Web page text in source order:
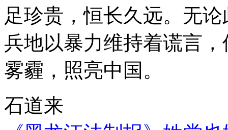
足珍贵，恒长久远。无
兵地以暴力维持着谎言
雾霾，照亮中国。
石道来